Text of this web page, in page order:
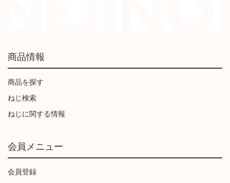
商品情報
商品を探す
ねじ検索
ねじに関する情報
会員メニュー
会員登録